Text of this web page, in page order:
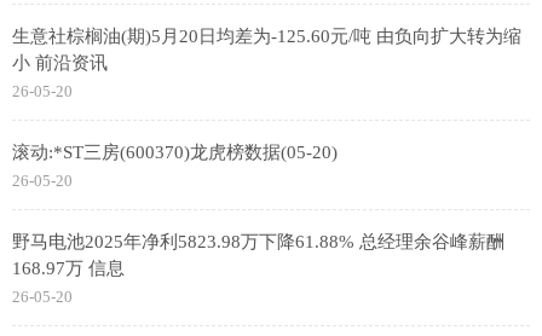
生意社棕榈油(期)5月20日均差为-125.60元/吨 由负向扩大转为缩
小 前沿资讯
26-05-20
滚动:*ST三房(600370)龙虎榜数据(05-20)
26-05-20
野马电池2025年净利5823.98万下降61.88% 总经理余谷峰薪酬
168.97万 信息
26-05-20